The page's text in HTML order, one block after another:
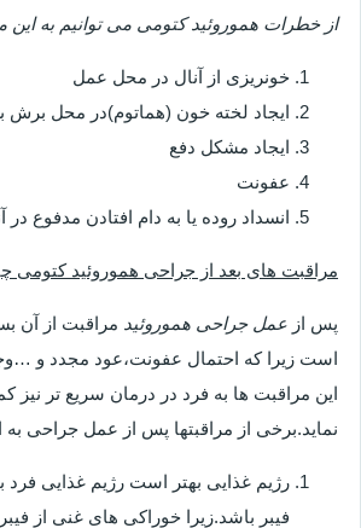
از خطرات هموروئید کتومی می توانیم به این
خونریزی از آنال در محل عمل
ایجاد لخته خون (هماتوم)در محل برش
ایجاد مشکل دفع
عفونت
انسداد روده یا به دام افتادن مدفوع در
مراقبت های بعد از جراحی هموروئید کتومی
پس از عمل جراحی هموروئید مراقبت از آن
است زیرا که احتمال عفونت،عود مجدد و
این مراقبت ها به فرد در درمان سریع تر نیز
نماید.برخی از مراقبتها پس از عمل جراحی
رژیم غذایی بهتر است رژیم غذایی فرد
فیبر باشد.زیرا خوراکی های غنی از